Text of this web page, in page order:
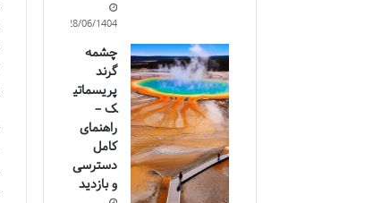
28/06/1404
چشمه
گرند
پریسماتی
ک –
راهنمای
کامل
دسترسی
و بازدید